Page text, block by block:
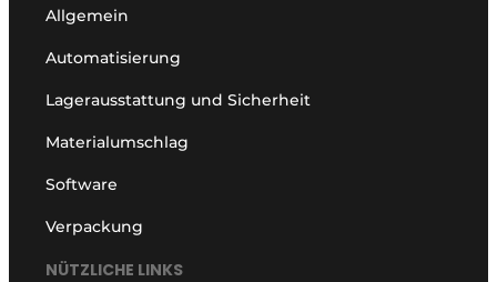
Allgemein
Automatisierung
Lagerausstattung und Sicherheit
Materialumschlag
Software
Verpackung
NÜTZLICHE LINKS